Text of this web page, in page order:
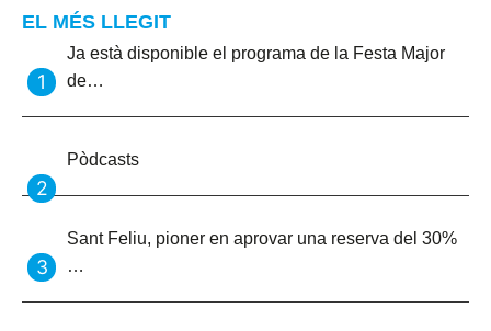
EL MÉS LLEGIT
Ja està disponible el programa de la Festa Major
de…
Pòdcasts
Sant Feliu, pioner en aprovar una reserva del 30%
…